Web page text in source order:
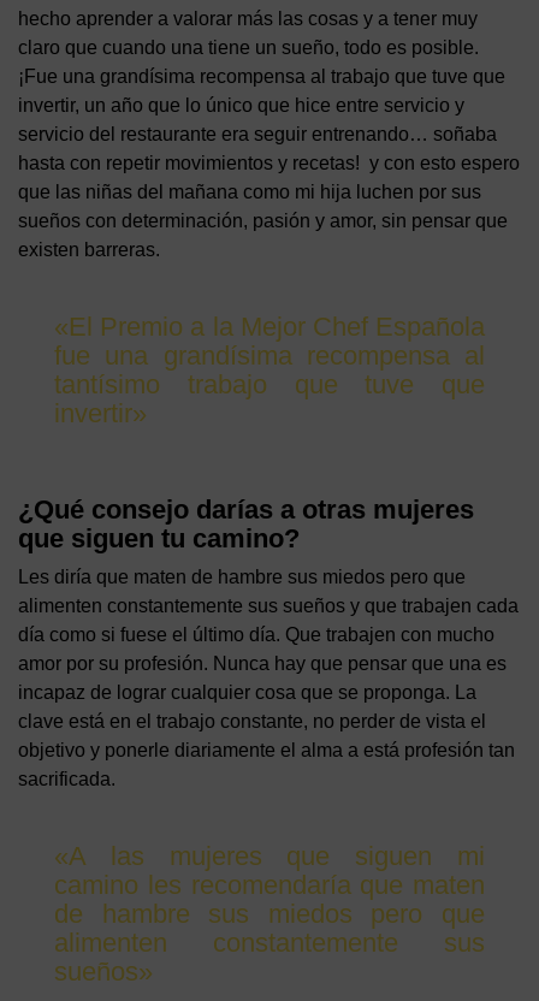
hecho aprender a valorar más las cosas y a tener muy
claro que cuando una tiene un sueño, todo es posible.
¡Fue una grandísima recompensa al trabajo que tuve que
invertir, un año que lo único que hice entre servicio y
servicio del restaurante era seguir entrenando… soñaba
hasta con repetir movimientos y recetas! y con esto espero
que las niñas del mañana como mi hija luchen por sus
sueños con determinación, pasión y amor, sin pensar que
existen barreras.
«El Premio a la Mejor Chef Española
fue una grandísima recompensa al
tantísimo trabajo que tuve que
invertir»
¿Qué consejo darías a otras mujeres
que siguen tu camino?
Les diría que maten de hambre sus miedos pero que
alimenten constantemente sus sueños y que trabajen cada
día como si fuese el último día. Que trabajen con mucho
amor por su profesión. Nunca hay que pensar que una es
incapaz de lograr cualquier cosa que se proponga. La
clave está en el trabajo constante, no perder de vista el
objetivo y ponerle diariamente el alma a está profesión tan
sacrificada.
«A las mujeres que siguen mi
camino les recomendaría que maten
de hambre sus miedos pero que
alimenten constantemente sus
sueños»